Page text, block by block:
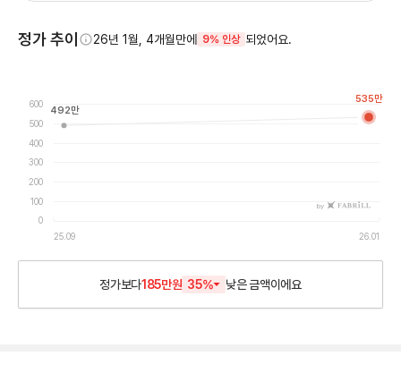
정가 추이 26년 1월, 4개월만에 9% 인상 되었어요.
0
100
200
300
400
500
600
25.09 26.01
by
492만
535만
정가보다185만원 35% 낮은금액이에요